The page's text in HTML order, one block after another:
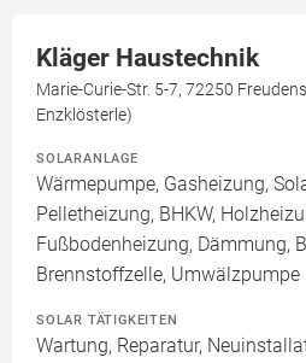
Kläger Haustechnik
Marie-Curie-Str. 5-7, 72250
Enzklösterle)
SOLARANLAGE
Wärmepumpe, Gasheizung,
Pelletheizung, BHKW,
Fußbodenheizung, Dämmung,
Brennstoffzelle, Umwälzpumpe
SOLAR TÄTIGKEITEN
Wartung, Reparatur,